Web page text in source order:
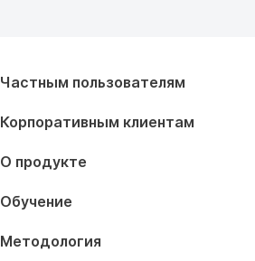
Частным пользователям
Корпоративным клиентам
О продукте
Обучение
Методология